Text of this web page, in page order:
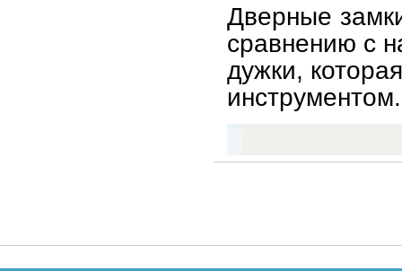
Дверные
сравнению с
дужки,
инструментом.